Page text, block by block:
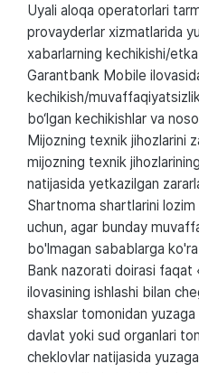
Uyali aloqa operatorlari
provayderlar xizmatlarida
xabarlarning kechikishi/
Garantbank Mobile
kechikish/
bo‘lgan kechikishlar va
Mijozning texnik jihozlarini
mijozning texnik
natijasida yetkazilgan
Shartnoma shartlarini
uchun, agar bunday
bo'lmagan sabablarga
Bank nazorati doirasi faqat
ilovasining ishlashi bilan
shaxslar tomonidan
davlat yoki sud organlari
cheklovlar natijasida